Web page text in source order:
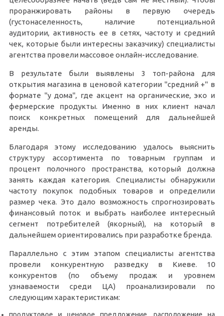
проранжировать районы в первую очередь
(густонаселенность, наличие потенциальной
аудитории, активность ее в сетях, частоту и средний
чек, которые были интересны заказчику) специалисты
агентства провели массовое онлайн-исследование.
В результате были выявлены 3 топ-района для
открытия магазина в ценовой категории "средний +" в
формате "у дома", где акцент на органические, эко и
фермерские продукты. Именно в них клиент начал
поиск конкретных помещений для дальнейшей
аренды.
Благодаря этому исследованию удалось выяснить
структуру ассортимента по товарным группам и
процент полочного пространства, который должна
занять каждая категория. Специалисты обнаружили
частоту покупок подобных товаров и определили
размер чека. Это дало возможность спрогнозировать
финансовый поток и выбрать наиболее интересный
сегмент потребителей (якорный), на который в
дальнейшем ориентировались при разработке бренда.
Параллельно с этим этапом специалисты агентства
провели конкурентную разведку в Киеве. 10
конкурентов (по объему продаж и уровнем
узнаваемости среди ЦА) проанализировали по
следующим характеристикам: